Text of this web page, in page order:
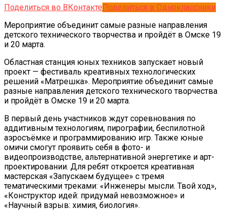
Поделиться во ВКонтакте Поделиться в Одноклассники
Мероприятие объединит самые разные направления
детского технического творчества и пройдёт в Омске 19
и 20 марта.
Областная станция юных техников запускает новый
проект — фестиваль креативных технологических
решений «Матрешка». Мероприятие объединит самые
разные направления детского технического творчества
и пройдёт в Омске 19 и 20 марта.
В первый день участников ждут соревнования по
аддитивным технологиям, пирографии, беспилотной
аэросъёмке и программированию игр. Также юные
омичи смогут проявить себя в фото- и
видеопроизводстве, альтернативной энергетике и арт-
проектировании. Для ребят откроется креативная
мастерская «Запускаем будущее» с тремя
тематическими треками: «Инженеры мысли. Твой ход»,
«Конструктор идей: придумай невозможное» и
«Научный взрыв: химия, биология».